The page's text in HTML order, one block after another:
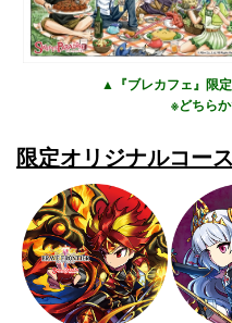
▲『ブレカフェ』限
※どちらか
限定オリジナルコー